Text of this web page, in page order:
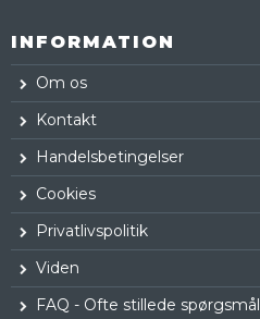
INFORMATION
Om os
Kontakt
Handelsbetingelser
Cookies
Privatlivspolitik
Viden
FAQ - Ofte stillede spørgsmål